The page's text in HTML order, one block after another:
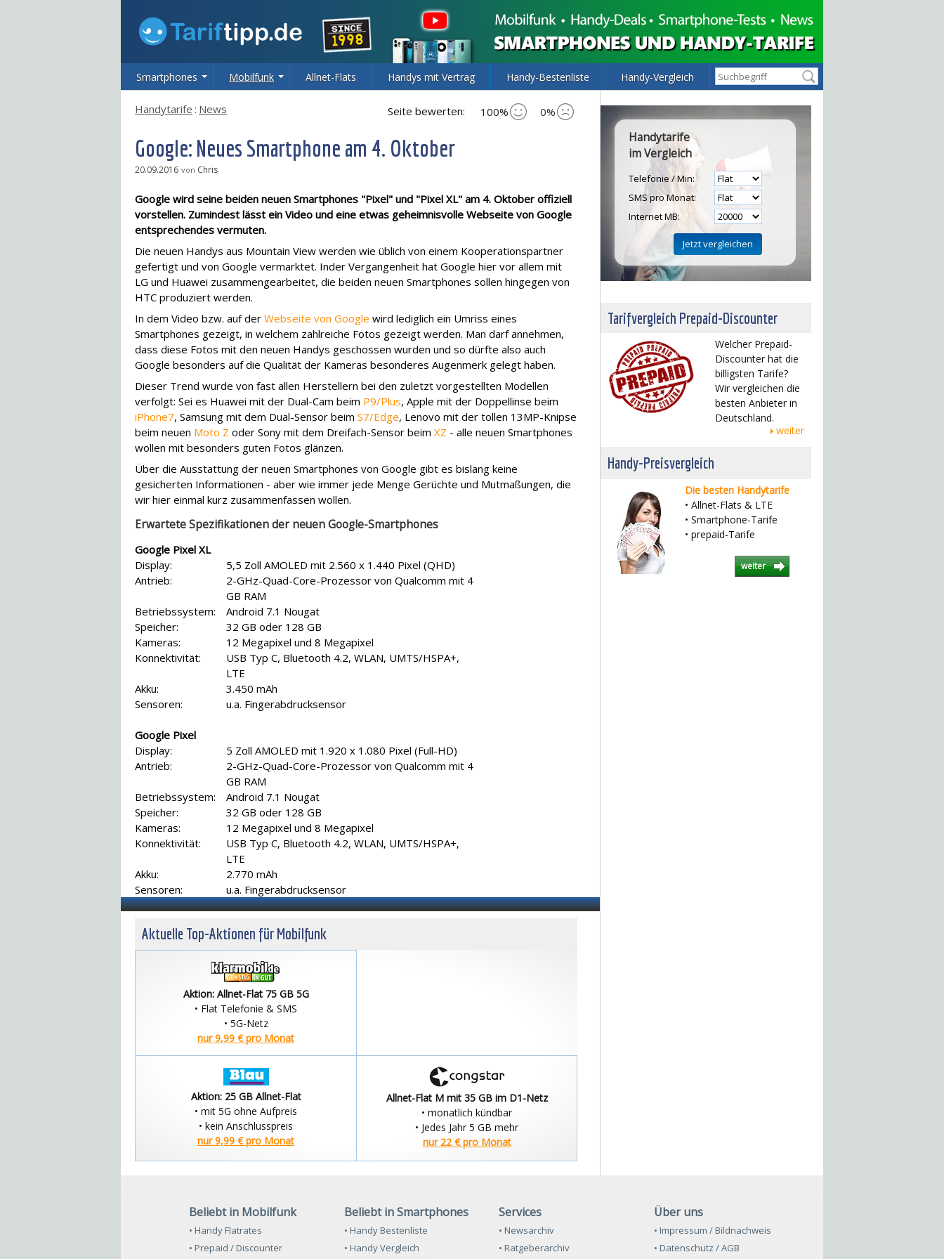
Smartphones Mobilfunk Allnet-Flats Handys mit Vertrag Handy-Bestenliste Handy-Vergleich
Seite bewerten: 100% 0%
Handytarife : News
Google: Neues Smartphone am 4. Oktober
20.09.2016 von Chris
Google wird seine beiden neuen Smartphones "Pixel" und "Pixel XL" am 4. Oktober offiziell
vorstellen. Zumindest lässt ein Video und eine etwas geheimnisvolle Webseite von Google
entsprechendes vermuten.
Die neuen Handys aus Mountain View werden wie üblich von einem Kooperationspartner
gefertigt und von Google vermarktet. Inder Vergangenheit hat Google hier vor allem mit
LG und Huawei zusammengearbeitet, die beiden neuen Smartphones sollen hingegen von
HTC produziert werden.
In dem Video bzw. auf der Webseite von Google wird lediglich ein Umriss eines
Smartphones gezeigt, in welchem zahlreiche Fotos gezeigt werden. Man darf annehmen,
dass diese Fotos mit den neuen Handys geschossen wurden und so dürfte also auch
Google besonders auf die Qualität der Kameras besonderes Augenmerk gelegt haben.
Dieser Trend wurde von fast allen Herstellern bei den zuletzt vorgestellten Modellen
verfolgt: Sei es Huawei mit der Dual-Cam beim P9/Plus, Apple mit der Doppellinse beim
iPhone7, Samsung mit dem Dual-Sensor beim S7/Edge, Lenovo mit der tollen 13MP-Knipse
beim neuen Moto Z oder Sony mit dem Dreifach-Sensor beim XZ - alle neuen Smartphones
wollen mit besonders guten Fotos glänzen.
Über die Ausstattung der neuen Smartphones von Google gibt es bislang keine
gesicherten Informationen - aber wie immer jede Menge Gerüchte und Mutmaßungen, die
wir hier einmal kurz zusammenfassen wollen.
Erwartete Spezifikationen der neuen Google-Smartphones
Google Pixel XL
Display:
5,5 Zoll AMOLED mit 2.560 x 1.440 Pixel (QHD)
Antrieb:
2-GHz-Quad-Core-Prozessor von Qualcomm mit 4
GB RAM
Betriebssystem:
Android 7.1 Nougat
Speicher:
32 GB oder 128 GB
Kameras:
12 Megapixel und 8 Megapixel
Konnektivität:
USB Typ C, Bluetooth 4.2, WLAN, UMTS/HSPA+,
LTE
Akku:
3.450 mAh
Sensoren:
u.a. Fingerabdrucksensor
Google Pixel
Display:
5 Zoll AMOLED mit 1.920 x 1.080 Pixel (Full-HD)
Antrieb:
2-GHz-Quad-Core-Prozessor von Qualcomm mit 4
GB RAM
Betriebssystem:
Android 7.1 Nougat
Speicher:
32 GB oder 128 GB
Kameras:
12 Megapixel und 8 Megapixel
Konnektivität:
USB Typ C, Bluetooth 4.2, WLAN, UMTS/HSPA+,
LTE
Akku:
2.770 mAh
Sensoren:
u.a. Fingerabdrucksensor
Aktuelle Top-Aktionen für Mobilfunk
Aktion: Allnet-Flat 75 GB 5G
• Flat Telefonie & SMS
• 5G-Netz
nur 9,99 € pro Monat
Aktion: 25 GB Allnet-Flat
• mit 5G ohne Aufpreis
• kein Anschlusspreis
nur 9,99 € pro Monat
Allnet-Flat M mit 35 GB im D1-Netz
• monatlich kündbar
• Jedes Jahr 5 GB mehr
nur 22 € pro Monat
Handytarife
im Vergleich
Telefonie / Min:
SMS pro Monat:
Internet MB:
Tarifvergleich Prepaid-Discounter
Welcher Prepaid-
Discounter hat die
billigsten Tarife?
Wir vergleichen die
besten Anbieter in
Deutschland.
weiter
Handy-Preisvergleich
Die besten Handytarife
• Allnet-Flats & LTE
• Smartphone-Tarife
• prepaid-Tarife
weiter
Beliebt in Mobilfunk
• Handy Flatrates
• Prepaid / Discounter
Beliebt in Smartphones
• Handy Bestenliste
• Handy Vergleich
Services
• Newsarchiv
• Ratgeberarchiv
Über uns
• Impressum / Bildnachweis
• Datenschutz / AGB